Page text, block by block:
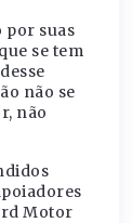
por suas
se tem
não se
não
Motor